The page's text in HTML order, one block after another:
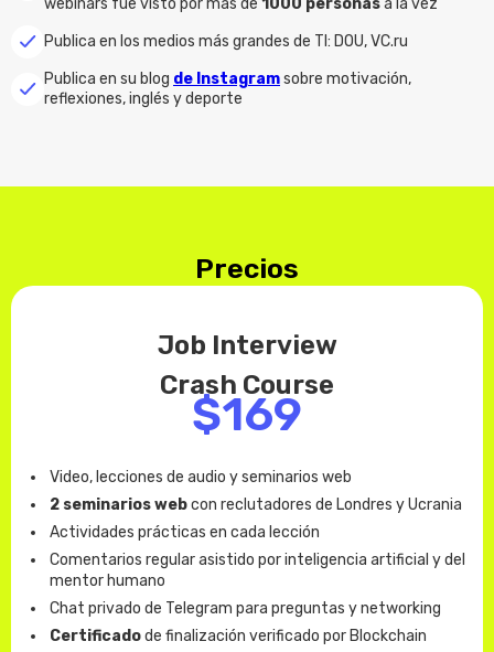
Publica en los medios más grandes de TI: DOU, VC.ru
Publica en su blog de Instagramsobre motivación,
reflexiones, inglés y deporte
Precios
Job Interview
Crash Course
$169
Video, lecciones de audio y seminarios web
2 seminarios webcon reclutadores de Londres y Ucrania
Actividades prácticas en cada lección
Comentarios regular asistido por inteligencia artificial y del
mentor humano
Chat privado de Telegram para preguntas y networking
Certificadode finalización verificado por Blockchain